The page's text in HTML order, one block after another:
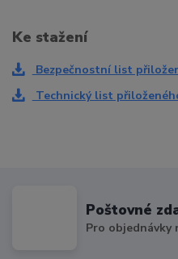
Ke stažení
Bezpečnostní list
Technický list
Poštovné
Pro objednávky